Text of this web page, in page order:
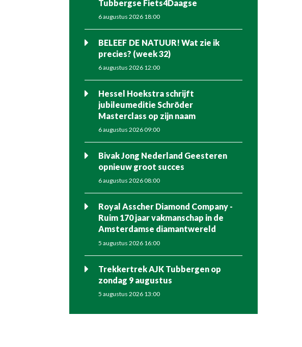
Tubbergse Fiets4Daagse
6 augustus 2026 18:00
BELEEF DE NATUUR! Wat zie ik
precies? (week 32)
6 augustus 2026 12:00
Hessel Hoekstra schrijft
jubileumeditie Schröder
Masterclass op zijn naam
6 augustus 2026 09:00
Bivak Jong Nederland Geesteren
opnieuw groot succes
6 augustus 2026 08:00
Royal Asscher Diamond Company -
Ruim 170 jaar vakmanschap in de
Amsterdamse diamantwereld
5 augustus 2026 16:00
Trekkertrek AJK Tubbergen op
zondag 9 augustus
5 augustus 2026 13:00